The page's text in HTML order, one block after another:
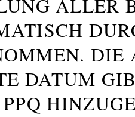
ALLER
DIE
DATUM